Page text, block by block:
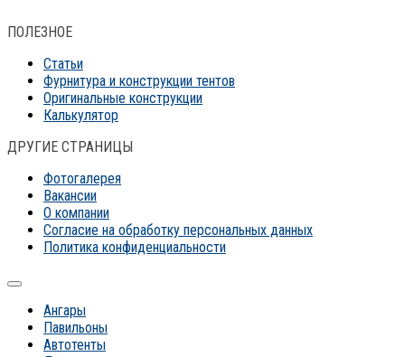
ПОЛЕЗНОЕ
Статьи
Фурнитура и конструкции тентов
Оригинальные конструкции
Калькулятор
ДРУГИЕ СТРАНИЦЫ
Фотогалерея
Вакансии
О компании
Согласие на обработку персональных данных
Политика конфиденциальности
Ангары
Павильоны
Автотенты